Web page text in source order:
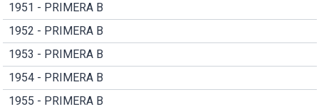
1951 - PRIMERA B
1952 - PRIMERA B
1953 - PRIMERA B
1954 - PRIMERA B
1955 - PRIMERA B